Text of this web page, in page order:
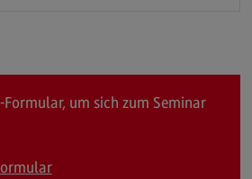
Formular, um sich zum Seminar